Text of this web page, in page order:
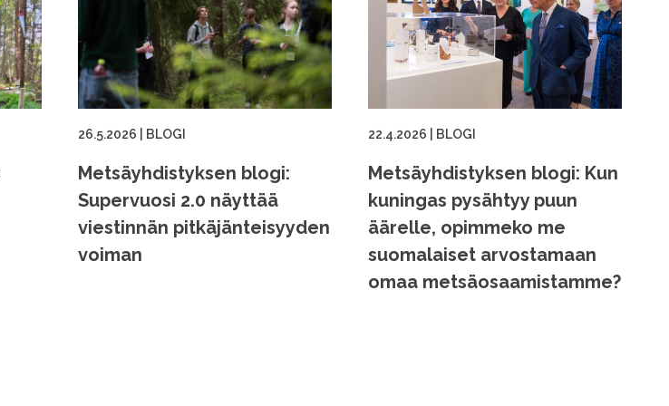
26.5.2026 BLOGI
Metsäyhdistyksen blogi:
Supervuosi 2.0 näyttää
viestinnän pitkäjänteisyyden
voiman
22.4.2026 BLOGI
Metsäyhdistyksen blogi: Kun
kuningas pysähtyy puun
äärelle, opimmeko me
suomalaiset arvostamaan
omaa metsäosaamistamme?